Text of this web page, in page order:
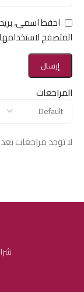
المراجعات
لا توجد مراجعات
احفظ اسمي،
المتصفح